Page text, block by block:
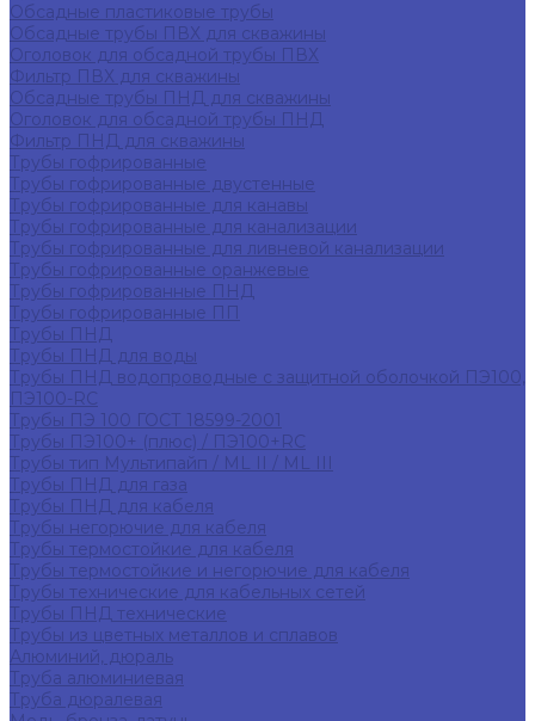
Обсадные пластиковые трубы
Обсадные трубы ПВХ для скважины
Оголовок для обсадной трубы ПВХ
Фильтр ПВХ для скважины
Обсадные трубы ПНД для скважины
Оголовок для обсадной трубы ПНД
Фильтр ПНД для скважины
Трубы гофрированные
Трубы гофрированные двустенные
Трубы гофрированные для канавы
Трубы гофрированные для канализации
Трубы гофрированные для ливневой канализации
Трубы гофрированные оранжевые
Трубы гофрированные ПНД
Трубы гофрированные ПП
Трубы ПНД
Трубы ПНД для воды
Трубы ПНД водопроводные с защитной оболочкой ПЭ100,
ПЭ100-RC
Трубы ПЭ 100 ГОСТ 18599-2001
Трубы ПЭ100+ (плюс) / ПЭ100+RC
Трубы тип Мультипайп / ML II / ML III
Трубы ПНД для газа
Трубы ПНД для кабеля
Трубы негорючие для кабеля
Трубы термостойкие для кабеля
Трубы термостойкие и негорючие для кабеля
Трубы технические для кабельных сетей
Трубы ПНД технические
Трубы из цветных металлов и сплавов
Алюминий, дюраль
Труба алюминиевая
Труба дюралевая